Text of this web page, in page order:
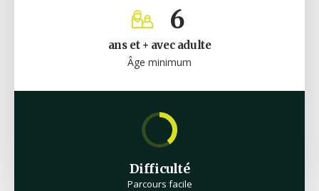
6
ans et + avec adulte
Âge minimum
Difficulté
Parcours facile